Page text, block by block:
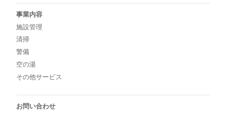
事業内容
施設管理
清掃
警備
空の湯
その他サービス
お問い合わせ